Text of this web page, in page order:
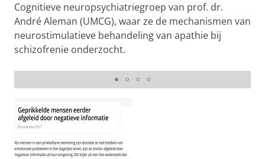
Cognitieve neuropsychiatriegroep van prof. dr.
André Aleman (UMCG), waar ze de mechanismen van
neurostimulatieve behandeling van apathie bij
schizofrenie onderzocht.
Een nieuwe taal leren om ouderdomsziektes te